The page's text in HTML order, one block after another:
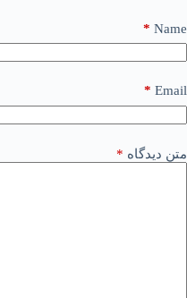
Name
*
Email
*
متن دیدگاه *